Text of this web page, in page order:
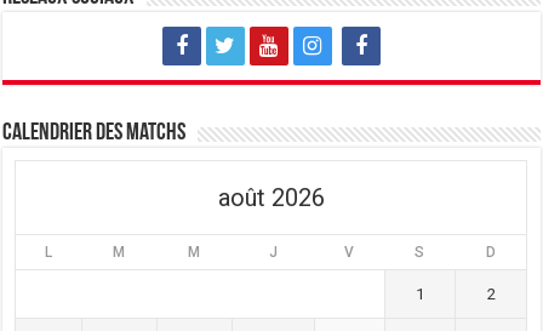
Calendrier des matchs
août 2026
L M M J V S D
1 2